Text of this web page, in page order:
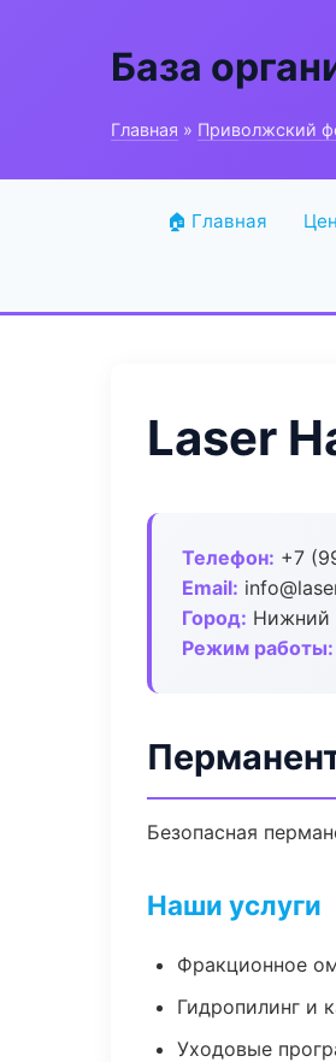
База
Главная » Приволжский
🏠 Главная
Laser
Телефон: +7
Email:
Город: Нижний
Режим работы:
Безопасная
Наши услуги
Фракционное
Гидропилинг и
Уходовые